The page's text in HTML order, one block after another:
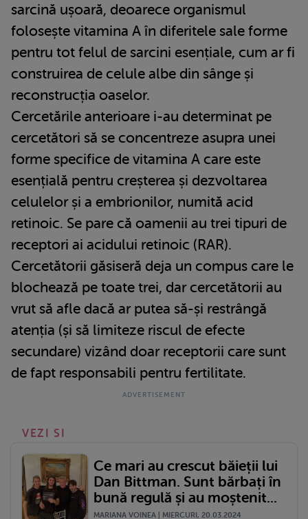
sarcină ușoară, deoarece organismul
folosește vitamina A în diferitele sale forme
pentru tot felul de sarcini esențiale, cum ar fi
construirea de celule albe din sânge și
reconstrucția oaselor.
Cercetările anterioare i-au determinat pe
cercetători să se concentreze asupra unei
forme specifice de vitamina A care este
esențială pentru creșterea și dezvoltarea
celulelor și a embrionilor, numită acid
retinoic. Se pare că oamenii au trei tipuri de
receptori ai acidului retinoic (RAR).
Cercetătorii găsiseră deja un compus care le
blochează pe toate trei, dar cercetătorii au
vrut să afle dacă ar putea să-și restrângă
atenția (și să limiteze riscul de efecte
secundare) vizând doar receptorii care sunt
de fapt responsabili pentru fertilitate.
VEZI SI
Ce mari au crescut băieții lui
Dan Bittman. Sunt bărbați în
bună regulă și au moștenit...
MARIANA VOINEA | MIERCURI, 20.03.2024